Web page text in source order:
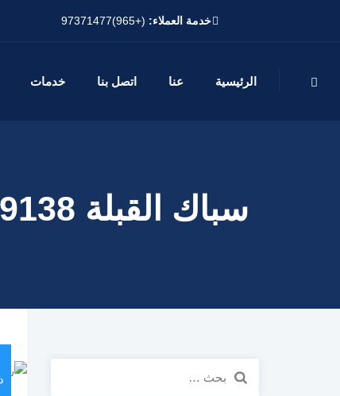
خدمة العملاء: (+965)97371477
الرئيسية عنا اتصل بنا خدمات
سباك القبلة 55599138📞| حلول متكاملة لجميع مشاكل السباكة
البحث